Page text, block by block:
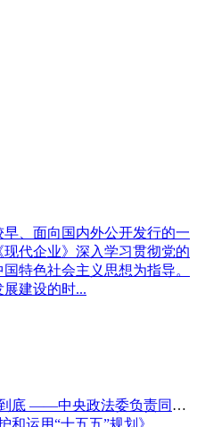
早、面向国内外公开发行的一
代企业》深入学习贯彻党的
特色社会主义思想为指导。
建设的时...
坚定不移与黑恶势力斗争到底 ——中央政法委负责同志就开展深化扫黑除恶专项斗争有关问题答记者问
和运用“十五五”规划》